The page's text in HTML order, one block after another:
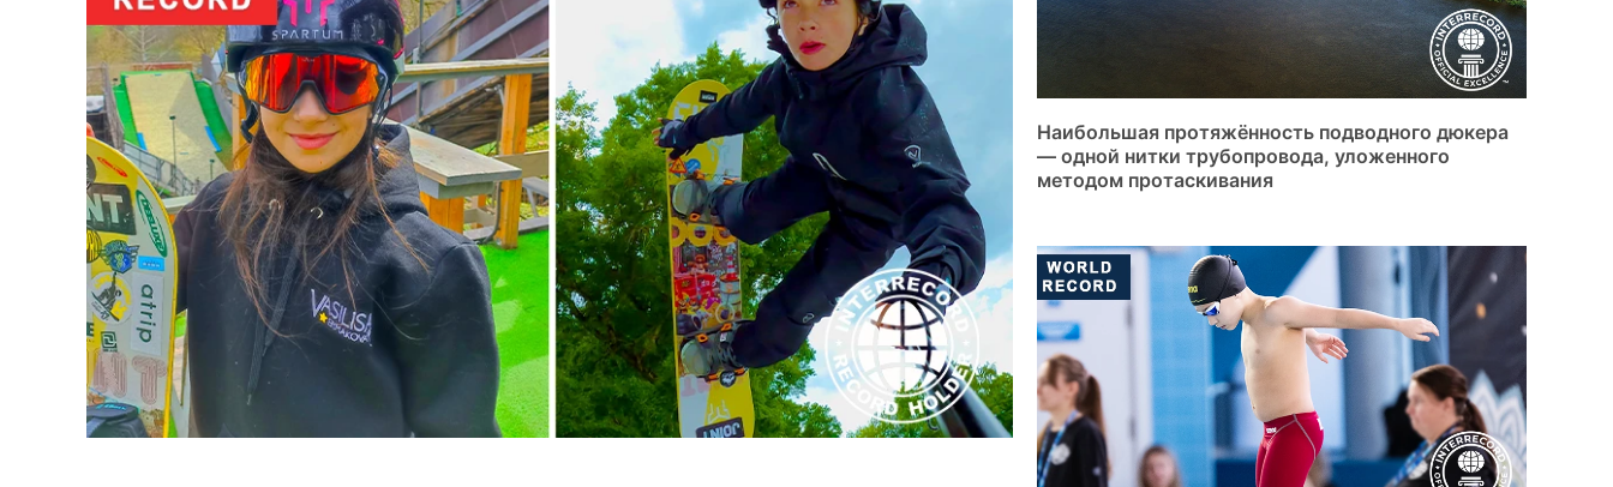
Наибольшая протяжённость подводного дюкера
— одной нитки трубопровода, уложенного
методом протаскивания